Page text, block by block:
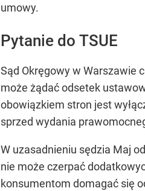
umowy.
Pytanie do TSUE
Sąd Okręgowy w Warszawie
może żądać odsetek
obowiązkiem stron jest
sprzed wydania
W uzasadnieniu sędzia Maj
nie może czerpać
konsumentom domagać się